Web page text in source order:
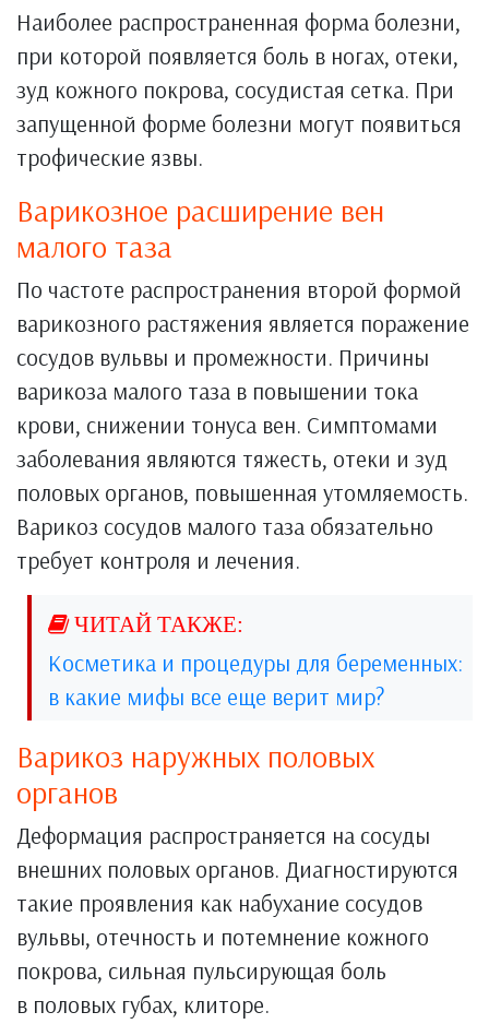
Наиболее распространенная форма болезни,
при которой появляется боль в ногах, отеки,
зуд кожного покрова, сосудистая сетка. При
запущенной форме болезни могут появиться
трофические язвы.
Варикозное расширение вен
малого таза
По частоте распространения второй формой
варикозного растяжения является поражение
сосудов вульвы и промежности. Причины
варикоза малого таза в повышении тока
крови, снижении тонуса вен. Симптомами
заболевания являются тяжесть, отеки и зуд
половых органов, повышенная утомляемость.
Варикоз сосудов малого таза обязательно
требует контроля и лечения.
Косметика и процедуры для беременных:
в какие мифы все еще верит мир?
Варикоз наружных половых
органов
Деформация распространяется на сосуды
внешних половых органов. Диагностируются
такие проявления как набухание сосудов
вульвы, отечность и потемнение кожного
покрова, сильная пульсирующая боль
в половых губах, клиторе.